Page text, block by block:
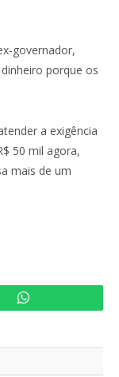
governador,
porque os
a exigência
50 mil agora,
mais de um
WhatsApp